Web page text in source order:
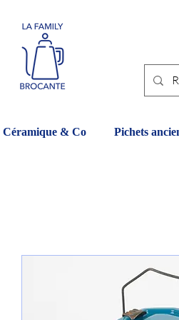
Céramique & Co Pichets